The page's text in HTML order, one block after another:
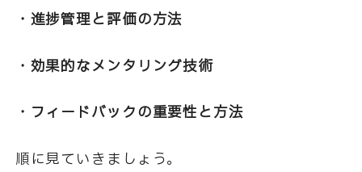
・進捗管理と評価の方法
・効果的なメンタリング技術
・フィードバックの重要性と方法
順に見ていきましょう。